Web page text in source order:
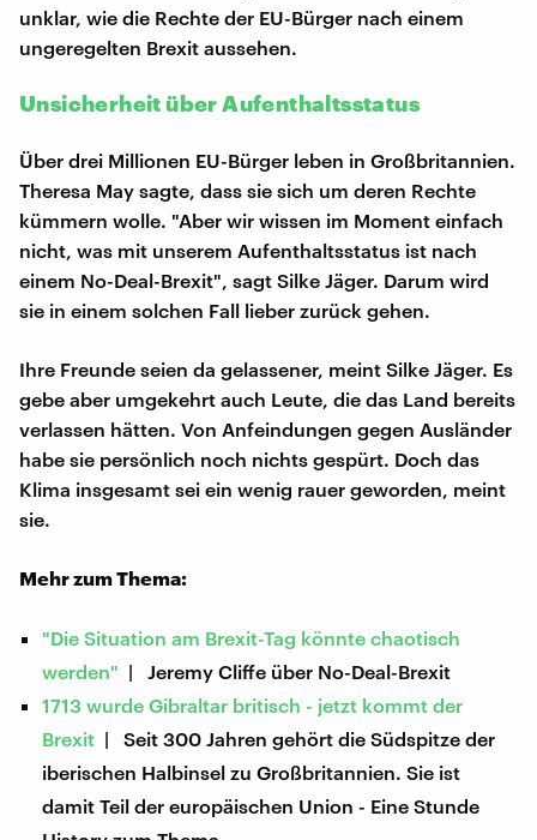
unklar, wie die Rechte der EU-Bürger nach einem
ungeregelten Brexit aussehen.
Unsicherheit über Aufenthaltsstatus
Über drei Millionen EU-Bürger leben in Großbritannien.
Theresa May sagte, dass sie sich um deren Rechte
kümmern wolle. "Aber wir wissen im Moment einfach
nicht, was mit unserem Aufenthaltsstatus ist nach
einem No-Deal-Brexit", sagt Silke Jäger. Darum wird
sie in einem solchen Fall lieber zurück gehen.
Ihre Freunde seien da gelassener, meint Silke Jäger. Es
gebe aber umgekehrt auch Leute, die das Land bereits
verlassen hätten. Von Anfeindungen gegen Ausländer
habe sie persönlich noch nichts gespürt. Doch das
Klima insgesamt sei ein wenig rauer geworden, meint
sie.
Mehr zum Thema:
"Die Situation am Brexit-Tag könnte chaotisch
werden" | Jeremy Cliffe über No-Deal-Brexit
1713 wurde Gibraltar britisch - jetzt kommt der
Brexit | Seit 300 Jahren gehört die Südspitze der
iberischen Halbinsel zu Großbritannien. Sie ist
damit Teil der europäischen Union - Eine Stunde